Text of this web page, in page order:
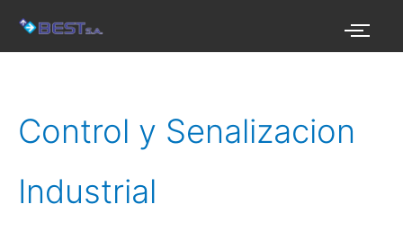
contenido
Control y Senalizacion
Industrial